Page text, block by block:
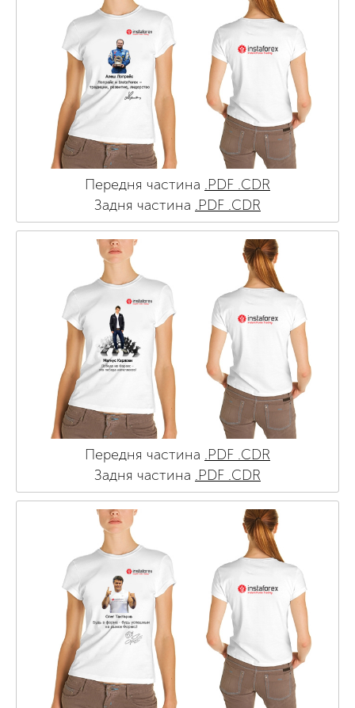
Передня частина .PDF .CDR
Задня частина .PDF .CDR
Передня частина .PDF .CDR
Задня частина .PDF .CDR